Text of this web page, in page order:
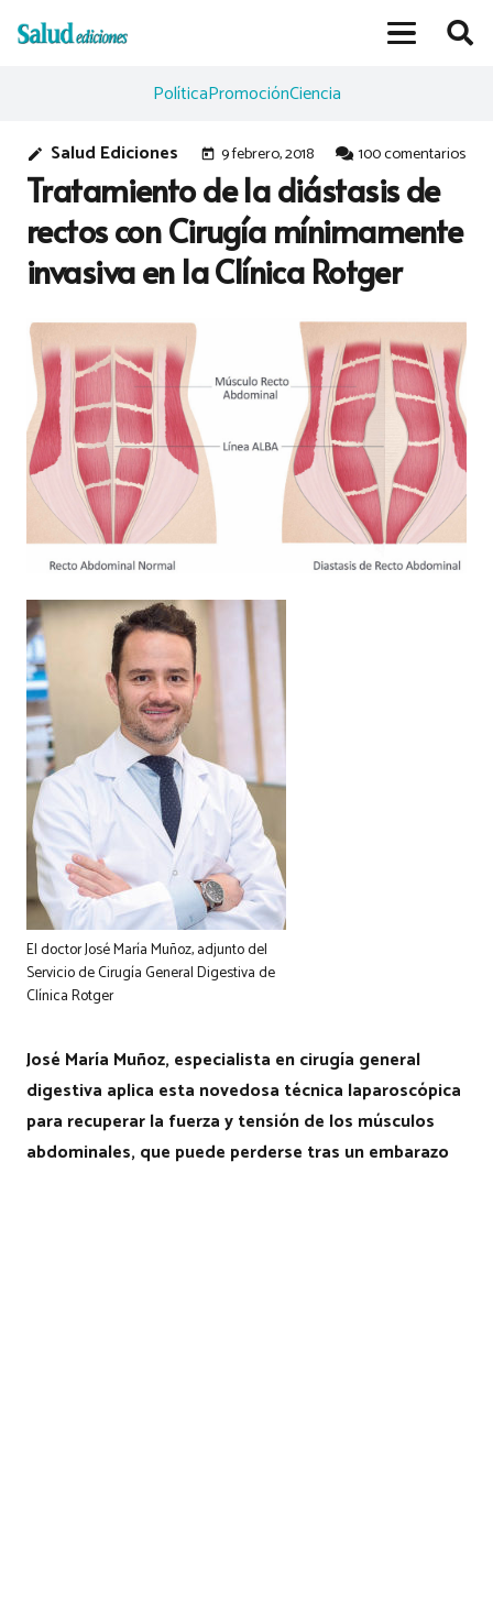
PolíticaPromociónCiencia
edit Salud Ediciones today 9 febrero, 2018 100comentarios
Tratamiento de la diástasis de
rectos con Cirugía mínimamente
invasiva en la Clínica Rotger
El doctor José María Muñoz, adjunto del
Servicio de Cirugía General Digestiva de
Clínica Rotger
José María Muñoz, especialista en cirugía general
digestiva aplica esta novedosa técnica laparoscópica
para recuperar la fuerza y tensión de los músculos
abdominales, que puede perderse tras un embarazo